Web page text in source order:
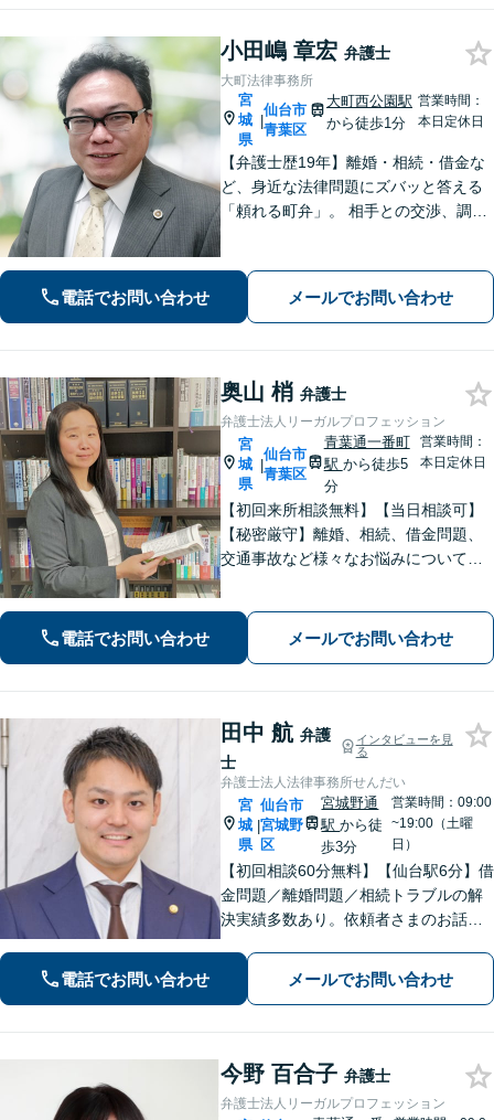
小田嶋 章宏 弁護士
大町法律事務所
宮
城
県
|
仙台市
青葉区
大町西公園駅
から徒歩1分
営業時間：
本日定休日
【弁護士歴19年】離婚・相続・借金な
ど、身近な法律問題にズバッと答える
「頼れる町弁」。 相手との交渉、調
談料30分1,100円】【大町西公園駅1
分】【夜間・休日対応可能】
電話でお問い合わせ メールでお問い合わせ
奥山 梢 弁護士
弁護士法人リーガルプロフェッション
宮
城
県
|
仙台市
青葉区
青葉通一番町
駅 から徒歩5
分
営業時間：
本日定休日
【初回来所相談無料】【当日相談可】
【秘密厳守】離婚、相続、借金問題、
交通事故など様々なお悩みについて、
軽にご相談下さい。
電話でお問い合わせ メールでお問い合わせ
田中 航 弁護
士
インタビューを見
る
弁護士法人法律事務所せんだい
宮
城
県
|
仙台市
宮城野
区
宮城野通
駅から徒
歩3分
営業時間：09:00
~19:00（土曜
日）
【初回相談60分無料】【仙台駅6分】借
金問題／離婚問題／相続トラブルの解
決実績多数あり。依頼者さまのお話や
決まで対応・サポートします【土曜日
も営業】交通事故や刑事事件のご相談
電話でお問い合わせ メールでお問い合わせ
今野 百合子 弁護士
弁護士法人リーガルプロフェッション